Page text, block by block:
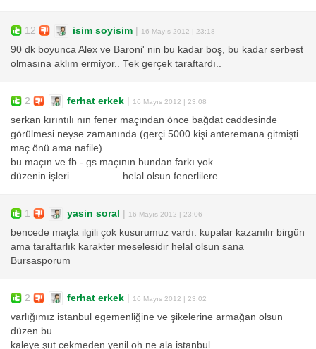
12 isim soyisim | 16 Mayıs 2012 | 23:18
90 dk boyunca Alex ve Baroni' nin bu kadar boş, bu kadar serbest
olmasına aklım ermiyor.. Tek gerçek taraftardı..
2 ferhat erkek | 16 Mayıs 2012 | 23:08
serkan kırıntılı nın fener maçından önce bağdat caddesinde
görülmesi neyse zamanında (gerçi 5000 kişi anteremana gitmişti
maç önü ama nafile)
bu maçın ve fb - gs maçının bundan farkı yok
düzenin işleri ................. helal olsun fenerlilere
1 yasin soral | 16 Mayıs 2012 | 23:06
bencede maçla ilgili çok kusurumuz vardı. kupalar kazanılır birgün
ama taraftarlık karakter meselesidir helal olsun sana
Bursasporum
2 ferhat erkek | 16 Mayıs 2012 | 23:02
varlığımız istanbul egemenliğine ve şikelerine armağan olsun
düzen bu ......
kaleye şut çekmeden yenil oh ne ala istanbul